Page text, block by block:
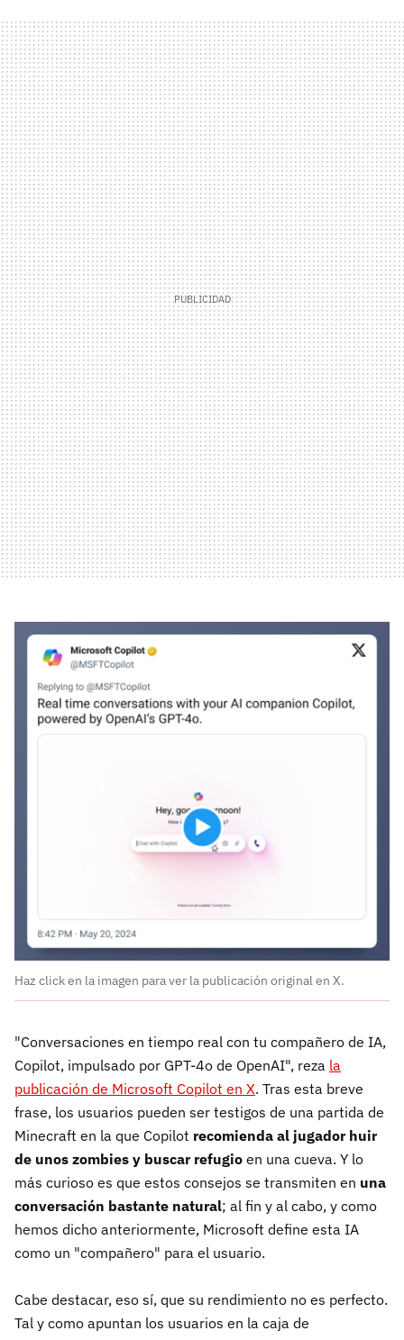
Haz click en la imagen para ver la publicación original en X.
"Conversaciones en tiempo real con tu compañero de IA,
Copilot, impulsado por GPT-4o de OpenAI", reza la
publicación de Microsoft Copilot en X. Tras esta breve
frase, los usuarios pueden ser testigos de una partida de
Minecraft en la que Copilot recomienda al jugador huir
de unos zombies y buscar refugio en una cueva. Y lo
más curioso es que estos consejos se transmiten en una
conversación bastante natural; al fin y al cabo, y como
hemos dicho anteriormente, Microsoft define esta IA
como un "compañero" para el usuario.
Cabe destacar, eso sí, que su rendimiento no es perfecto.
Tal y como apuntan los usuarios en la caja de